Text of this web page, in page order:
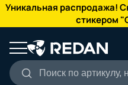
Уникальная распродажа!
стикером
Поиск по
КАТАЛОГ